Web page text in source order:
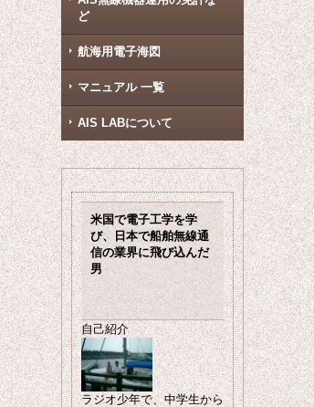
ど
航海用電子海図
マニュアル 一覧
AIS LABについて
米国で電子工学を学
び、日本で船舶無線通
信の業界に飛び込んだ
男
自己紹介
ラジオ少年で、中学生から